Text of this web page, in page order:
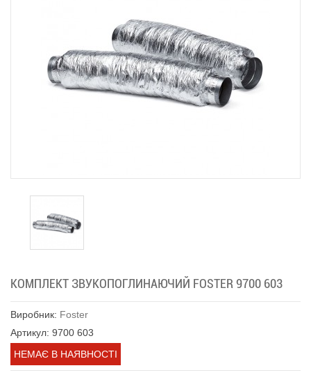
КОМПЛЕКТ ЗВУКОПОГЛИНАЮЧИЙ FOSTER 9700 603
Виробник: Foster
Артикул: 9700 603
НЕМАЄ В НАЯВНОСТІ